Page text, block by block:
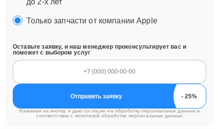
до 2-х лет
Только запчасти от компании Apple
Оставьте заявку, и наш менеджер проконсультирует вас и
поможет с выбором услуг
Отправить заявку
Нажимая на кнопку, я даю согласие на обработку персональных данных в
соответствии с политикой обработки персональных данных